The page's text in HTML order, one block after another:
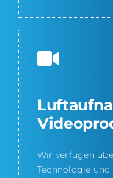
Wir verfügen
Technologie